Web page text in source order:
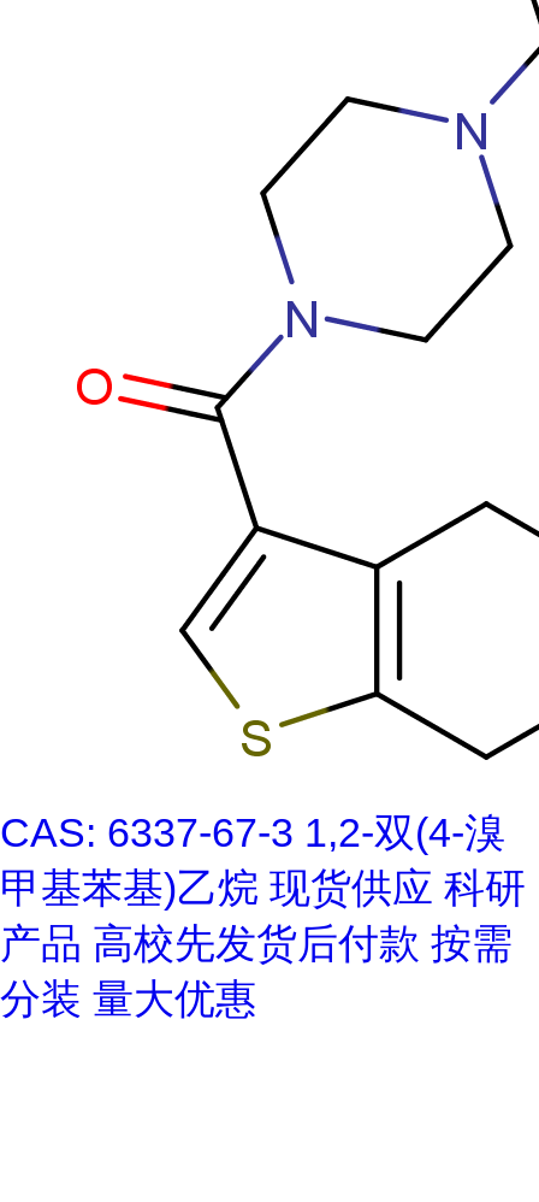
CAS: 6337-67-3 1,2-双(4-溴
甲基苯基)乙烷 现货供应 科研
产品 高校先发货后付款 按需
分装 量大优惠